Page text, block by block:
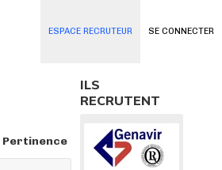
SE CONNECTER
ESPACE RECRUTEUR
Pertinence
ILS
RECRUTENT